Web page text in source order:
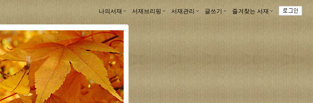
나의서재 서재브리핑 서재관리 글쓰기 즐겨찾는 서재